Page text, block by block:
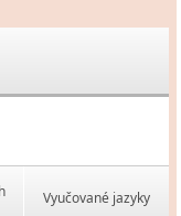
Vyučované jazyky